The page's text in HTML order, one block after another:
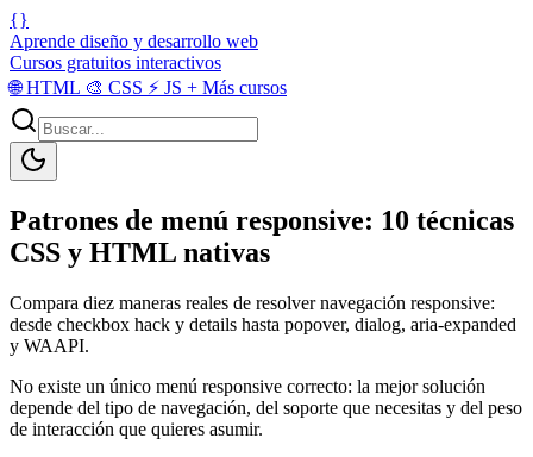
{}
Aprende diseño y desarrollo web
Cursos gratuitos interactivos
🌐HTML 🎨 CSS ⚡ JS + Más cursos
Patrones de menú responsive: 10 técnicas
CSS y HTML nativas
Compara diez maneras reales de resolver navegación responsive:
desde checkbox hack y details hasta popover, dialog, aria-expanded
y WAAPI.
No existe un único menú responsive correcto: la mejor solución
depende del tipo de navegación, del soporte que necesitas y del peso
de interacción que quieres asumir.